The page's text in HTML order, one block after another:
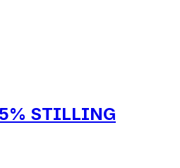
STILLING